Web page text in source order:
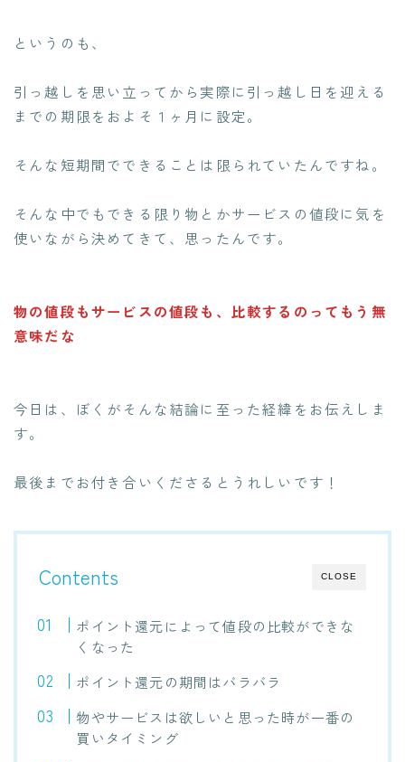
というのも、
引っ越しを思い立ってから実際に引っ越し日を迎える
までの期限をおよそ１ヶ月に設定。
そんな短期間でできることは限られていたんですね。
そんな中でもできる限り物とかサービスの値段に気を
使いながら決めてきて、思ったんです。
物の値段もサービスの値段も、比較するのってもう無
意味だな
今日は、ぼくがそんな結論に至った経緯をお伝えしま
す。
最後までお付き合いくださるとうれしいです！
CLOSE
Contents
ポイント還元によって値段の比較ができな
くなった
ポイント還元の期間はバラバラ
物やサービスは欲しいと思った時が一番の
買いタイミング